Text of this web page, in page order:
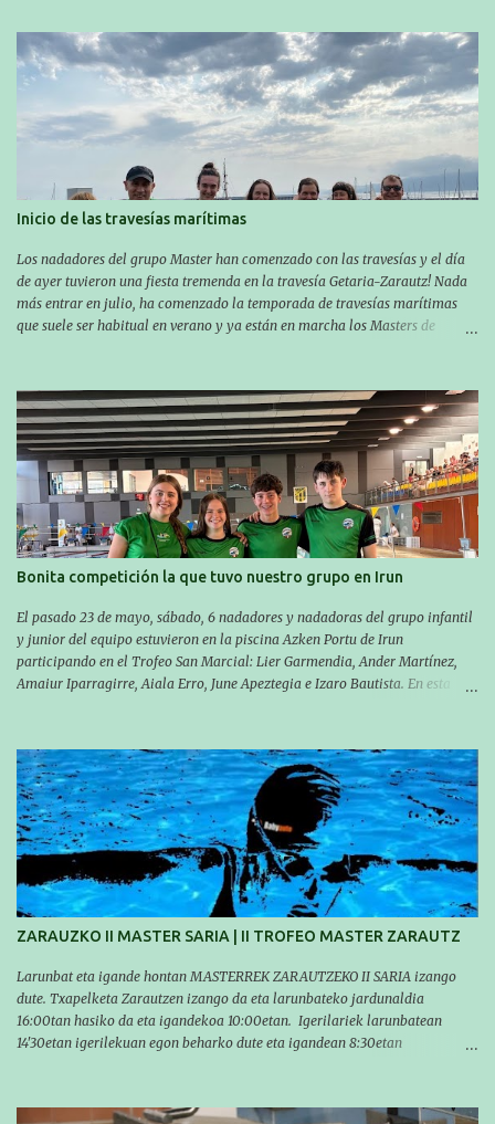
Inicio de las travesías marítimas
Los nadadores del grupo Master han comenzado con las travesías y el día
de ayer tuvieron una fiesta tremenda en la travesía Getaria-Zarautz! Nada
más entrar en julio, ha comenzado la temporada de travesías marítimas
que suele ser habitual en verano y ya están en marcha los Masters de
próxima cita. Para empezar, el 13 de julio, Manu Santos participó en la
XXXVIII. Travesía a nado de Ondarroa y recorrió una distancia de 1600
metros en 28 minutos y 30 segundos. Al día siguiente, Manu Santos y su
compañero Asier Gorostegi participaron en la V. San Antón Bira. En esta
travesía se realiza un recorrido desde la playa de Gaztetape hasta la playa
de Malkorbe, pero debido al estado del mar de aquel día, la organización
decidió hacerlo en el interior de la bahía de la playa de Malkorbe. Así,
Asier completó el recorrido en 29 minutos y 30 segundos, c...
Bonita competición la que tuvo nuestro grupo en Irun
El pasado 23 de mayo, sábado, 6 nadadores y nadadoras del grupo infantil
y junior del equipo estuvieron en la piscina Azken Portu de Irun
participando en el Trofeo San Marcial: Lier Garmendia, Ander Martínez,
Amaiur Iparragirre, Aiala Erro, June Apeztegia e Izaro Bautista. En esta
marcas. A pesar de no conseguir marca, pasaron una tarde muy buena y
sirvió para reforzar su experiencia. La mayoría ya ha terminado la
temporada, pero seguiremos trabajando con quienes están en la recta final,
trabajando para que cada uno consiga sus objetivos personales. BRNPWR!
ZARAUZKO II MASTER SARIA | II TROFEO MASTER ZARAUTZ
Larunbat eta igande hontan MASTERREK ZARAUTZEKO II SARIA izango
dute. Txapelketa Zarautzen izango da eta larunbateko jardunaldia
16:00tan hasiko da eta igandekoa 10:00etan. Igerilariek larunbatean
14'30etan igerilekuan egon beharko dute eta igandean 8:30etan
domingo los MASTERS tendrán el II TROFEO MASTER DE ZARAUTZ. La